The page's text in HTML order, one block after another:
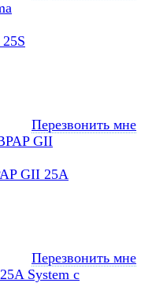
Перезвонить мне
GII 25A
Перезвонить мне